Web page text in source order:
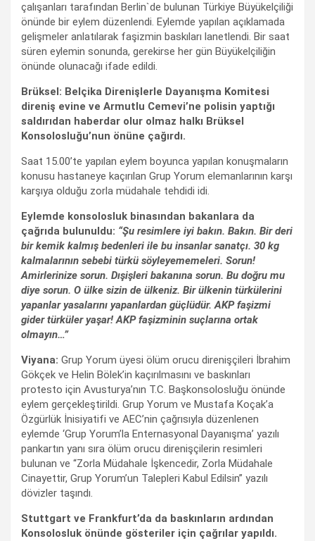
çalışanları tarafından Berlin`de bulunan Türkiye Büyükelçiliği
önünde bir eylem düzenlendi. Eylemde yapılan açıklamada
gelişmeler anlatılarak faşizmin baskıları lanetlendi. Bir saat
süren eylemin sonunda, gerekirse her gün Büyükelçiliğin
önünde olunacağı ifade edildi.
Brüksel: Belçika Direnişlerle Dayanışma Komitesi
direniş evine ve Armutlu Cemevi’ne polisin yaptığı
saldırıdan haberdar olur olmaz halkı Brüksel
Konsolosluğu’nun önüne çağırdı.
Saat 15.00’te yapılan eylem boyunca yapılan konuşmaların
konusu hastaneye kaçırılan Grup Yorum elemanlarının karşı
karşıya olduğu zorla müdahale tehdidi idi.
Eylemde konsolosluk binasından bakanlara da
çağrıda bulunuldu: “Şu resimlere iyi bakın. Bakın. Bir deri
bir kemik kalmış bedenleri ile bu insanlar sanatçı. 30 kg
kalmalarının sebebi türkü söyleyememeleri. Sorun!
Amirlerinize sorun. Dışişleri bakanına sorun. Bu doğru mu
diye sorun. O ülke sizin de ülkeniz. Bir ülkenin türkülerini
yapanlar yasalarını yapanlardan güçlüdür. AKP faşizmi
gider türküler yaşar! AKP faşizminin suçlarına ortak
olmayın…”
Viyana: Grup Yorum üyesi ölüm orucu direnişçileri İbrahim
Gökçek ve Helin Bölek’in kaçırılmasını ve baskınları
protesto için Avusturya’nın T.C. Başkonsolosluğu önünde
eylem gerçekleştirildi. Grup Yorum ve Mustafa Koçak’a
Özgürlük İnisiyatifi ve AEC’nin çağrısıyla düzenlenen
eylemde ‘Grup Yorum’la Enternasyonal Dayanışma’ yazılı
pankartın yanı sıra ölüm orucu direnişçilerin resimleri
bulunan ve “Zorla Müdahale İşkencedir, Zorla Müdahale
Cinayettir, Grup Yorum’un Talepleri Kabul Edilsin” yazılı
dövizler taşındı.
Stuttgart ve Frankfurt’da da baskınların ardından
Konsolosluk önünde gösteriler için çağrılar yapıldı.